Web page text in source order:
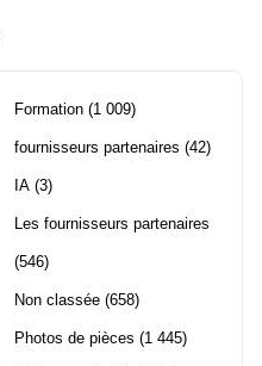
Formation (1 009)
fournisseurs partenaires (42)
IA (3)
Les fournisseurs partenaires
(546)
Non classée (658)
Photos de pièces (1 445)